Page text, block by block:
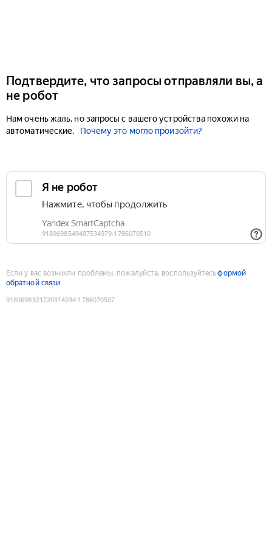
Подтвердите, что запросы отправляли вы, а
не робот
Нам очень жаль, но запросы с вашего устройства похожи на
автоматические.
Почему это могло произойти?
Если у вас возникли проблемы, пожалуйста, воспользуйтесьформой
обратной связи
9180698321720314034:1786070507